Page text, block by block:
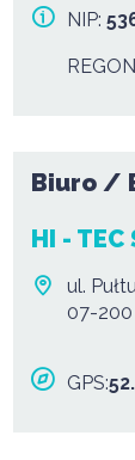
NIP:
Biuro /
HI - TEC
ul.
07-200
GPS: